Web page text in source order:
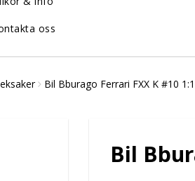
oss
Bil Bburago Ferrari FXX K #10
Bil